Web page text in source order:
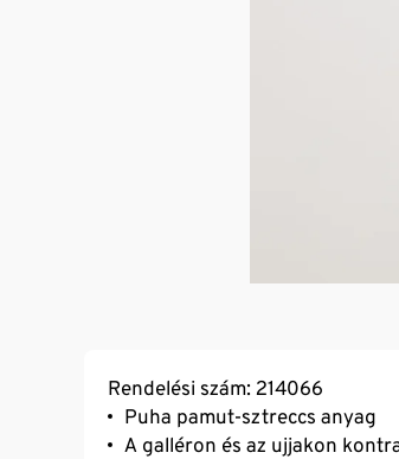
Rendelési szám: 214066
Puha pamut-sztreccs anyag
A galléron és az ujjakon